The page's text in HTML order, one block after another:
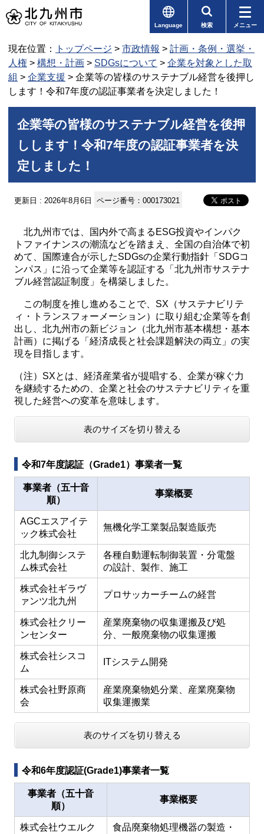
Language 検索 メニュー
現在位置： トップページ > 市政情報 > 計画・条例・選挙・
人権 > 構想・計画 > SDGsについて > 企業を対象とした取
組 > 企業支援 > 企業等の皆様のサステナブル経営を後押し
します！令和7年度の認証事業者を決定しました！
企業等の皆様のサステナブル経営を後押
しします！令和7年度の認証事業者を決
定しました！
更新日 : 2026年8月6日 ページ番号：000173021
北九州市では、国内外で高まるESG投資やインパク
トファイナンスの潮流などを踏まえ、全国の自治体で初
めて、国際連合が示したSDGsの企業行動指針「SDGコ
ンパス」に沿って企業等を認証する「北九州市サステナ
ブル経営認証制度」を構築しました。
この制度を推し進めることで、SX（サステナビリテ
ィ・トランスフォーメーション）に取り組む企業等を創
出し、北九州市の新ビジョン（北九州市基本構想・基本
計画）に掲げる「経済成長と社会課題解決の両立」の実
現を目指します。
（注）SXとは、経済産業省が提唱する、企業が稼ぐ力
を継続するための、企業と社会のサステナビリティを重
視した経営への変革を意味します。
表のサイズを切り替える
令和7年度認証（Grade1）事業者一覧
事業者（五十音
順）
事業概要
AGCエスアイテ
ック株式会社
無機化学工業製品製造販売
北九制御システ
ム株式会社
各種自動運転制御装置・分電盤
の設計、製作、施工
株式会社ギラヴ
ァンツ北九州
プロサッカーチームの経営
株式会社クリー
ンセンター
産業廃棄物の収集運搬及び処
分、一般廃棄物の収集運搬
株式会社シスコ
ム
ITシステム開発
株式会社野原商
会
産業廃棄物処分業、産業廃棄物
収集運搬業
表のサイズを切り替える
令和6年度認証(Grade1)事業者一覧
事業者（五十音
順）
事業概要
株式会社ウエルク
食品廃棄物処理機器の製造・